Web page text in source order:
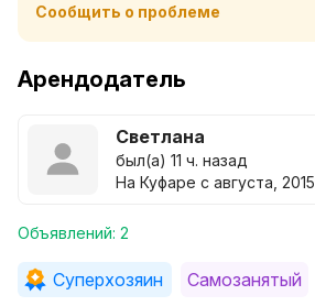
Сообщить о проблеме
Арендодатель
Светлана
был(а) 11 ч. назад
На Куфаре с августа, 2015
Объявлений: 2
Суперхозяин Самозанятый